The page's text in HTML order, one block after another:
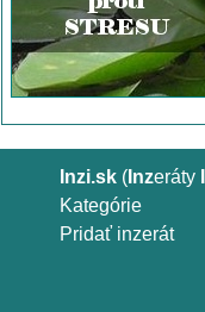
Inzi.sk ( Inzeráty
Kategórie
Pridať inzerát